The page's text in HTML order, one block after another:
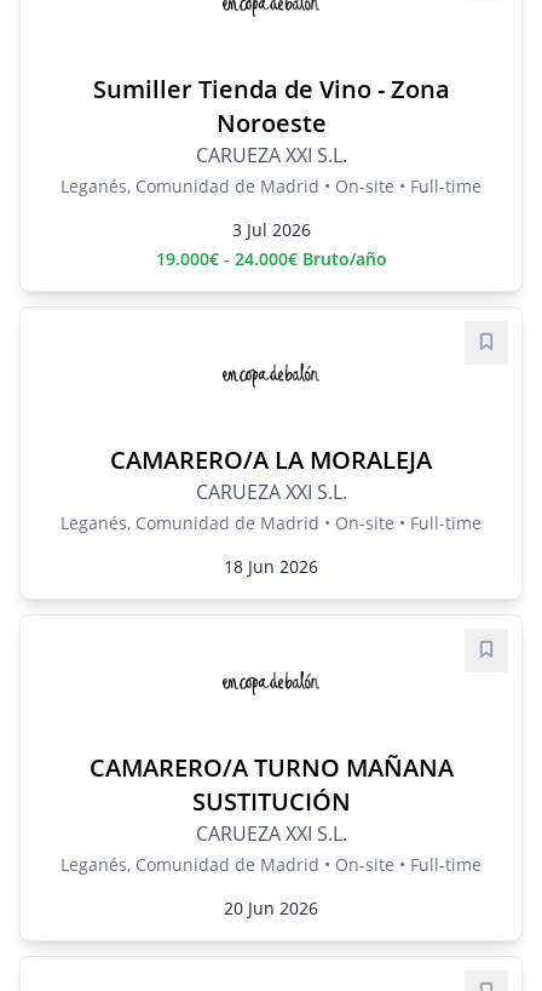
Sumiller Tienda de Vino - Zona
Noroeste
CARUEZA XXI S.L.
Leganés, Comunidad de Madrid • On-site • Full-time
3 Jul 2026
19.000€ - 24.000€ Bruto/año
CAMARERO/A LA MORALEJA
CARUEZA XXI S.L.
Leganés, Comunidad de Madrid • On-site • Full-time
18 Jun 2026
Save
CAMARERO/A TURNO MAÑANA
SUSTITUCIÓN
CARUEZA XXI S.L.
Leganés, Comunidad de Madrid • On-site • Full-time
20 Jun 2026
Save